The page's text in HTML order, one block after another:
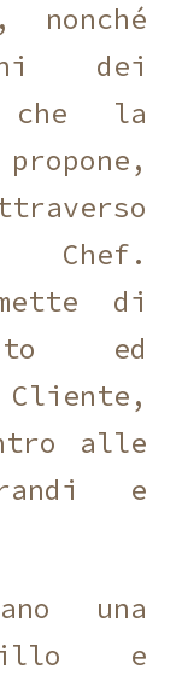
nonché
dei
la
Chef.
di
ed
alle
e
una
e